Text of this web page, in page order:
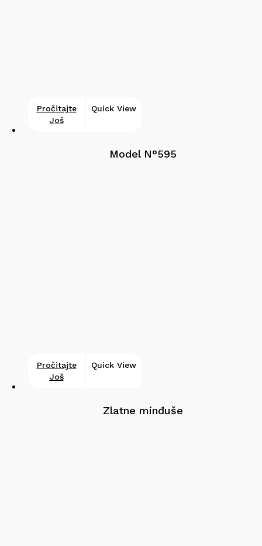
Pročitajte
Još
Quick View
Model N°595
Pročitajte
Još
Quick View
Zlatne minđuše